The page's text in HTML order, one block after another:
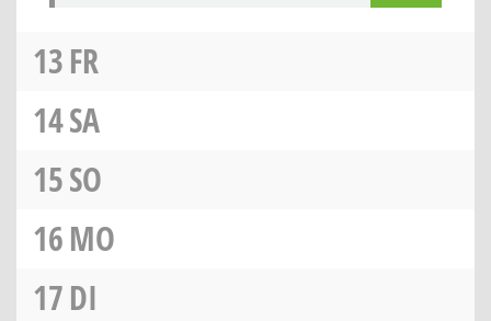
13FR
14SA
15SO
16MO
17DI